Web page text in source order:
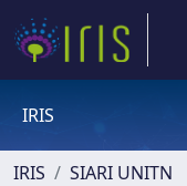
IRIS
IRIS
SIARI UNITN